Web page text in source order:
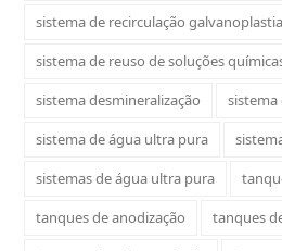
sistema de recirculação galvanoplastia
sistema de reuso de soluções
sistema desmineralização
sistema
sistema de água ultra pura
sistemas de água ultra pura
tanques de anodização
tanques